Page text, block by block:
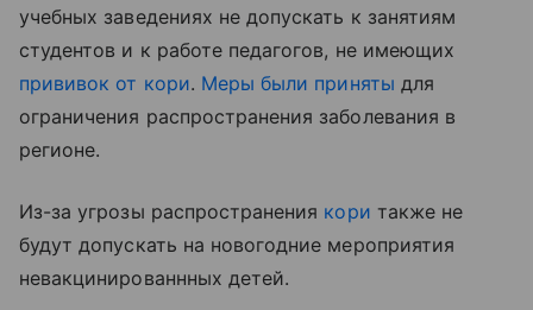
учебных заведениях не допускать к занятиям
студентов и к работе педагогов, не имеющих
прививок от кори. Меры были приняты для
ограничения распространения заболевания в
регионе.
Из-за угрозы распространения кори также не
будут допускать на новогодние мероприятия
невакцинированнных детей.